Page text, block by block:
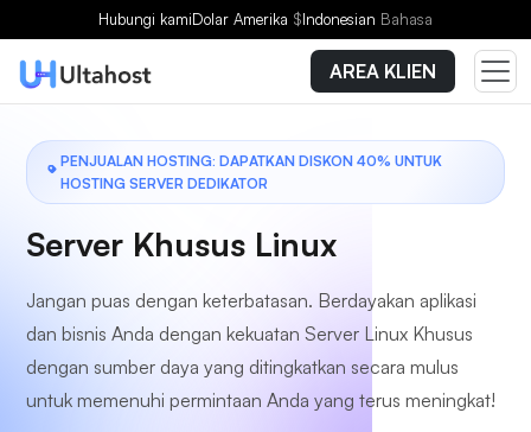
Hubungi kamiDolar Amerika $Indonesian Bahasa
AREA KLIEN
PENJUALAN HOSTING: DAPATKAN DISKON 40% UNTUK
HOSTING SERVER DEDIKATOR
Server Khusus Linux
Jangan puas dengan keterbatasan. Berdayakan aplikasi
dan bisnis Anda dengan kekuatan Server Linux Khusus
dengan sumber daya yang ditingkatkan secara mulus
untuk memenuhi permintaan Anda yang terus meningkat!